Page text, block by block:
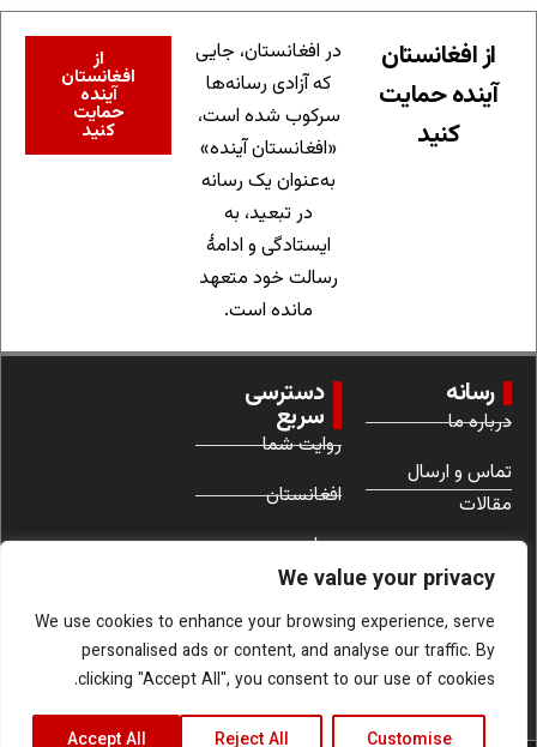
We value your privacy
We use cookies to enhance your browsing experience, serve
personalised ads or content, and analyse our traffic. By
clicking "Accept All", you consent to our use of cookies.
Customise
Reject All
Accept All
از افغانستان
آینده حمایت
کنید
در افغانستان، جایی
که آزادی رسانه‌ها
سرکوب شده است،
«افغانستان آینده»
به‌عنوان یک رسانه
در تبعید، به
ایستادگی و ادامهٔ
رسالت خود متعهد
مانده است.
از
افغانستان
آینده
حمایت
کنید
رسانه
درباره ما
تماس و ارسال
مقالات
دسترسی
سریع
روایت شما
افغانستان
جهان